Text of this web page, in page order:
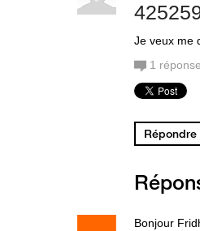
Je veux me
1 réponse
Bonjour